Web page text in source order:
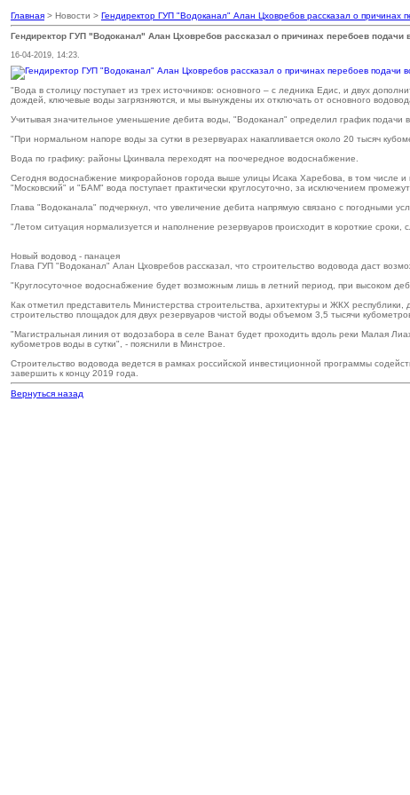
Главная > Новости > Гендиректор ГУП "Водоканал" Алан Цховребов рассказал о причинах
Гендиректор ГУП "Водоканал" Алан Цховребов рассказал о причинах перебоев подачи
16-04-2019, 14:23.
"Вода в столицу поступает из трех источников: основного – с ледника Едис, и двух
дождей, ключевые воды загрязняются, и мы вынуждены их отключать от основного
Учитывая значительное уменьшение дебита воды, "Водоканал" определил график подачи
"При нормальном напоре воды за сутки в резервуарах накапливается около 20 тысяч
Вода по графику: районы Цхинвала переходят на поочередное водоснабжение.
Сегодня водоснабжение микрорайонов города выше улицы Исака Харебова, в том числе
"Московский" и "БАМ" вода поступает практически круглосуточно, за исключением
Глава "Водоканала" подчеркнул, что увеличение дебита напрямую связано с погодными
"Летом ситуация нормализуется и наполнение резервуаров происходит в короткие
Новый водовод - панацея
Глава ГУП "Водоканал" Алан Цховребов рассказал, что строительство водовода даст
"Круглосуточное водоснабжение будет возможным лишь в летний период, при высоком
Как отметил представитель Министерства строительства, архитектуры и ЖКХ
строительство площадок для двух резервуаров чистой воды объемом 3,5 тысячи
"Магистральная линия от водозабора в селе Ванат будет проходить вдоль реки Малая
кубометров воды в сутки", - пояснили в Минстрое.
Строительство водовода ведется в рамках российской инвестиционной программы
завершить к концу 2019 года.
Вернуться назад